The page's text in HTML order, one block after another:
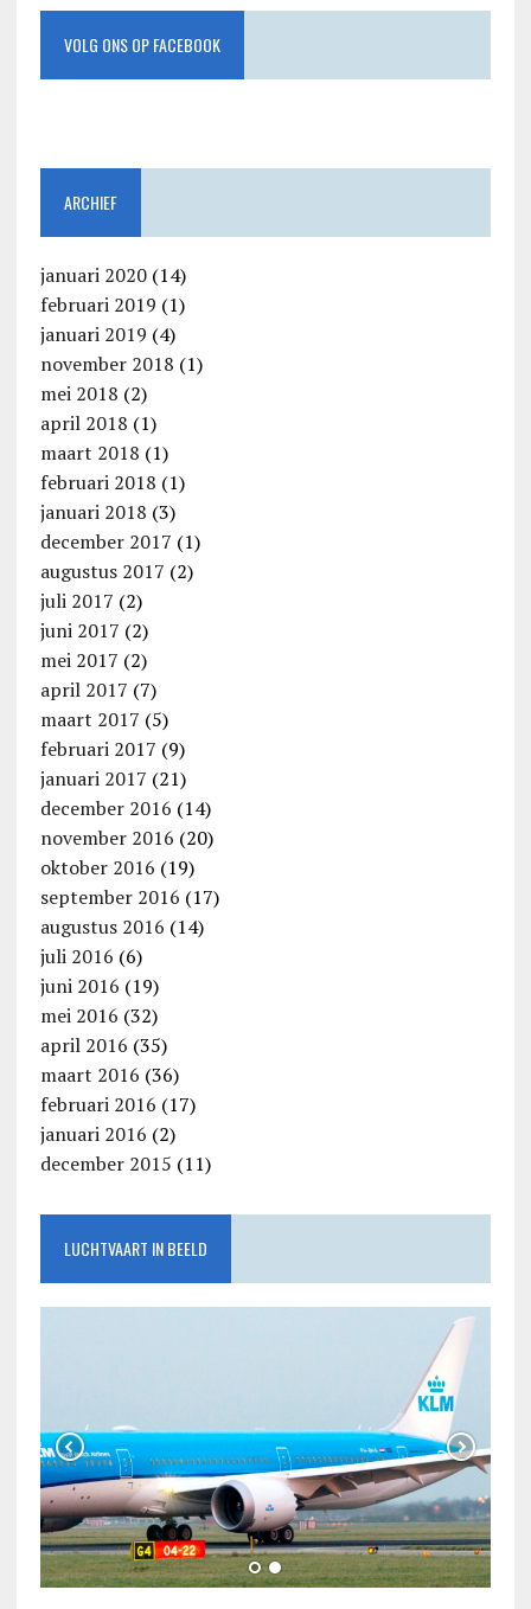
VOLG ONS OP FACEBOOK
ARCHIEF
januari 2020(14)
februari 2019 (1)
januari 2019 (4)
november 2018 (1)
mei 2018 (2)
april 2018 (1)
maart 2018 (1)
februari 2018 (1)
januari 2018 (3)
december 2017 (1)
augustus 2017 (2)
juli 2017 (2)
juni 2017 (2)
mei 2017 (2)
april 2017 (7)
maart 2017 (5)
februari 2017 (9)
januari 2017 (21)
december 2016 (14)
november 2016 (20)
oktober 2016 (19)
september 2016 (17)
augustus 2016 (14)
juli 2016 (6)
juni 2016 (19)
mei 2016 (32)
april 2016 (35)
maart 2016 (36)
februari 2016 (17)
januari 2016 (2)
december 2015 (11)
LUCHTVAART IN BEELD